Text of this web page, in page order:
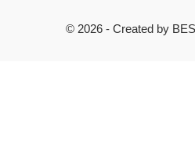
© 2026 - Created by